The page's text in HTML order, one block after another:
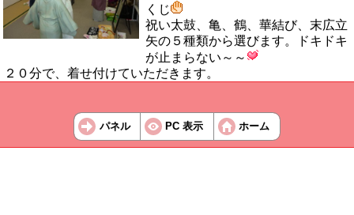
くじ
祝い太鼓、亀、鶴、華結び、末広立
矢の５種類から選びます。ドキドキ
が止まらない～～
２０分で、着せ付けていただきます。
パネル PC 表示 ホーム